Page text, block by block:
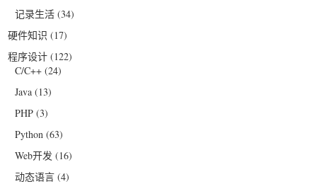
记录生活 (34)
硬件知识 (17)
程序设计 (122)
C/C++ (24)
Java (13)
PHP (3)
Python (63)
Web开发 (16)
动态语言 (4)